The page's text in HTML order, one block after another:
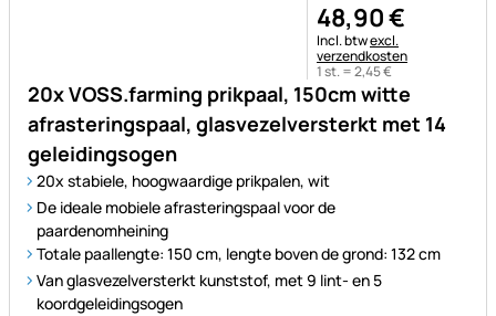
20x VOSS.farming prikpaal, 150cm witte
afrasteringspaal, glasvezelversterkt met 14
geleidingsogen
20x stabiele, hoogwaardige prikpalen, wit
De ideale mobiele afrasteringspaal voor de
paardenomheining
Totale paallengte: 150 cm, lengte boven de grond: 132 cm
Van glasvezelversterkt kunststof, met 9 lint- en 5
koordgeleidingsogen
48,90€
Belastinginformatie:
Incl. btwexcl.
verzendkosten
1 st. =2,45€